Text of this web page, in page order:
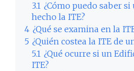
3.1 ¿Cómo puedo saber
hecho la ITE?
4 ¿Qué se examina en la
5 ¿Quién costea la ITE de
5.1 ¿Qué ocurre si un
ITE?